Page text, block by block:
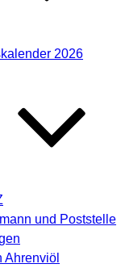
2026
und Poststelle
Ahrenviöl